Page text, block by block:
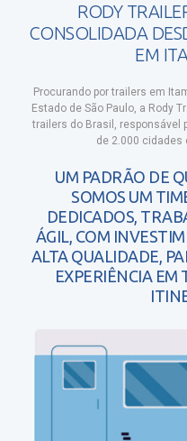
RODY
CONSOLIDADA
EM
Procurando por trailers em
Estado de São Paulo, a Rody
trailers do Brasil, responsável
de 2.000 cidades
UM PADRÃO DE
SOMOS UM
DEDICADOS,
ÁGIL, COM
ALTA QUALIDADE,
EXPERIÊNCIA EM